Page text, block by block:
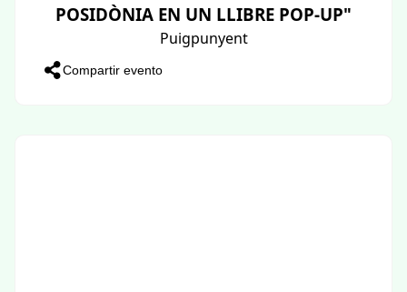
POSIDÒNIA EN UN LLIBRE POP-UP"
Puigpunyent
Compartir evento